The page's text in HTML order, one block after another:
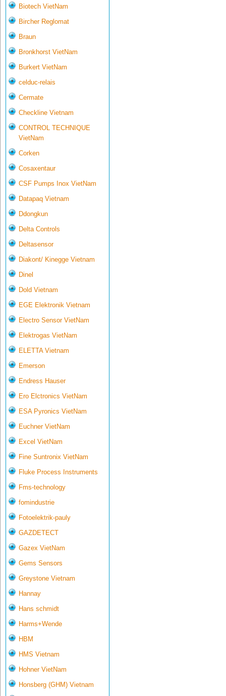
Biotech VietNam
Bircher Reglomat
Braun
Bronkhorst VietNam
Burkert VietNam
celduc-relais
Cermate
Checkline Vietnam
CONTROL TECHNIQUE
VietNam
Corken
Cosaxentaur
CSF Pumps Inox VietNam
Datapaq Vietnam
Ddongkun
Delta Controls
Deltasensor
Diakont/ Kinegge Vietnam
Dinel
Dold Vietnam
EGE Elektronik Vietnam
Electro Sensor VietNam
Elektrogas VietNam
ELETTA Vietnam
Emerson
Endress Hauser
Ero Elctronics VietNam
ESA Pyronics VietNam
Euchner VietNam
Excel VietNam
Fine Suntronix VietNam
Fluke Process Instruments
Fms-technology
fomindustrie
Fotoelektrik-pauly
GAZDETECT
Gazex VietNam
Gems Sensors
Greystone Vietnam
Hannay
Hans schmidt
Harms+Wende
HBM
HMS Vietnam
Hohner VietNam
Honsberg (GHM) Vietnam